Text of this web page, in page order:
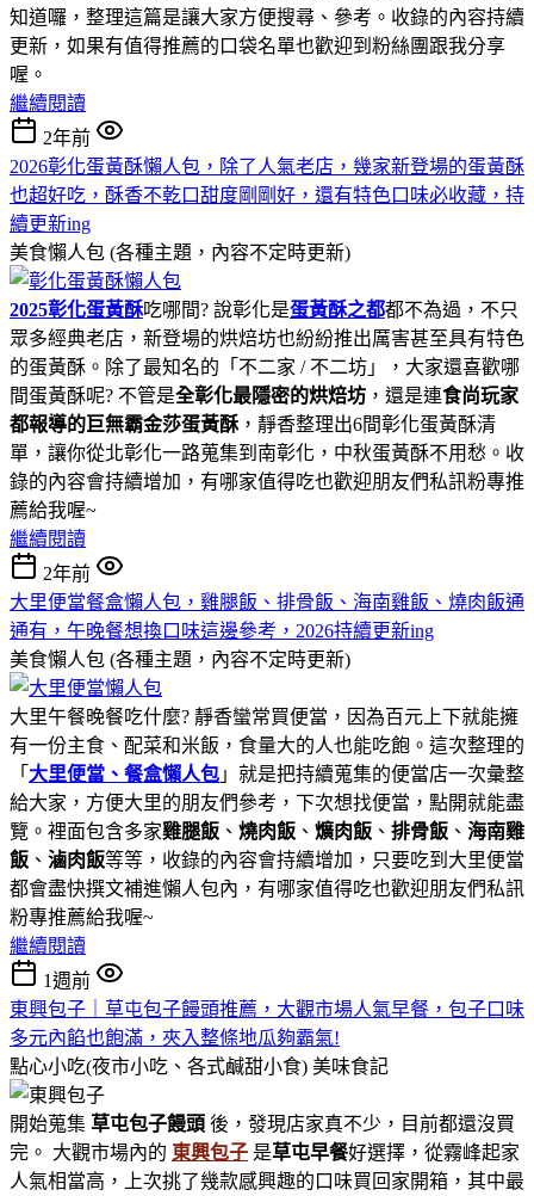
知道囉，整理這篇是讓大家方便搜尋、參考。收錄的內容持續
更新，如果有值得推薦的口袋名單也歡迎到粉絲團跟我分享
喔。
繼續閱讀
2年前
2026彰化蛋黃酥懶人包，除了人氣老店，幾家新登場的蛋黃酥
也超好吃，酥香不乾口甜度剛剛好，還有特色口味必收藏，持
續更新ing
美食懶人包 (各種主題，內容不定時更新)
2025彰化蛋黃酥吃哪間? 說彰化是蛋黃酥之都都不為過，不只
眾多經典老店，新登場的烘焙坊也紛紛推出厲害甚至具有特色
的蛋黃酥。除了最知名的「不二家 / 不二坊」，大家還喜歡哪
間蛋黃酥呢? 不管是全彰化最隱密的烘焙坊 ，還是連食尚玩家
都報導的巨無霸金莎蛋黃酥，靜香整理出6間彰化蛋黃酥清
單，讓你從北彰化一路蒐集到南彰化，中秋蛋黃酥不用愁。收
錄的內容會持續增加，有哪家值得吃也歡迎朋友們私訊粉專推
薦給我喔~
繼續閱讀
2年前
大里便當餐盒懶人包，雞腿飯、排骨飯、海南雞飯、燒肉飯通
通有，午晚餐想換口味這邊參考，2026持續更新ing
美食懶人包 (各種主題，內容不定時更新)
大里午餐晚餐吃什麼? 靜香蠻常買便當，因為百元上下就能擁
有一份主食、配菜和米飯，食量大的人也能吃飽。這次整理的
「 大里便當、餐盒懶人包 」就是把持續蒐集的便當店一次彙整
給大家，方便大里的朋友們參考，下次想找便當，點開就能盡
覽。裡面包含多家雞腿飯 、 燒肉飯 、 爌肉飯 、 排骨飯 、 海南雞
飯 、 滷肉飯等等，收錄的內容會持續增加，只要吃到大里便當
都會盡快撰文補進懶人包內，有哪家值得吃也歡迎朋友們私訊
粉專推薦給我喔~
繼續閱讀
1週前
東興包子｜草屯包子饅頭推薦，大觀市場人氣早餐，包子口味
多元內餡也飽滿，夾入整條地瓜夠霸氣!
點心小吃(夜市小吃、各式鹹甜小食) 美味食記
開始蒐集 草屯包子饅頭 後，發現店家真不少，目前都還沒買
完。 大觀市場內的 東興包子 是草屯早餐好選擇，從霧峰起家
人氣相當高，上次挑了幾款感興趣的口味買回家開箱，其中最